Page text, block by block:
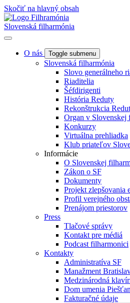
Skočiť na hlavný obsah
Slovenská filharmónia
O nás Toggle submenu
Slovenská filharmónia
Slovo generálneho
Riaditelia
Šéfdirigenti
História Reduty
Rekonštrukcia
Organ v Slovenskej
Konkurzy
Virtuálna prehliadka
Klub priateľov
Informácie
O Slovenskej
Zákon o SF
Dokumenty
Projekt zlepšovania
Profil verejného
Prenájom priestorov
Press
Tlačové správy
Kontakt pre médiá
Podcast filharmonici
Kontakty
Administratíva SF
Manažment
Medzinárodná
Dom umenia
Fakturačné údaje